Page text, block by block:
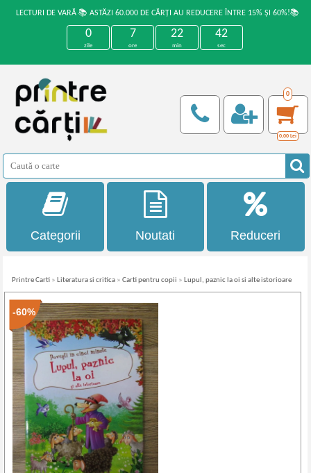
LECTURI DE VARĂ 📚 ASTĂZI 60.000 DE CĂRȚI AU REDUCERE ÎNTRE 15% ȘI 60%!📚
0
zile
7
ore
22
min
41
sec
0
0,00 Lei
Categorii Noutati Reduceri
Printre Carti » Literatura si critica »Carti pentru copii » Lupul, paznic la oi si alte istorioare
-60%